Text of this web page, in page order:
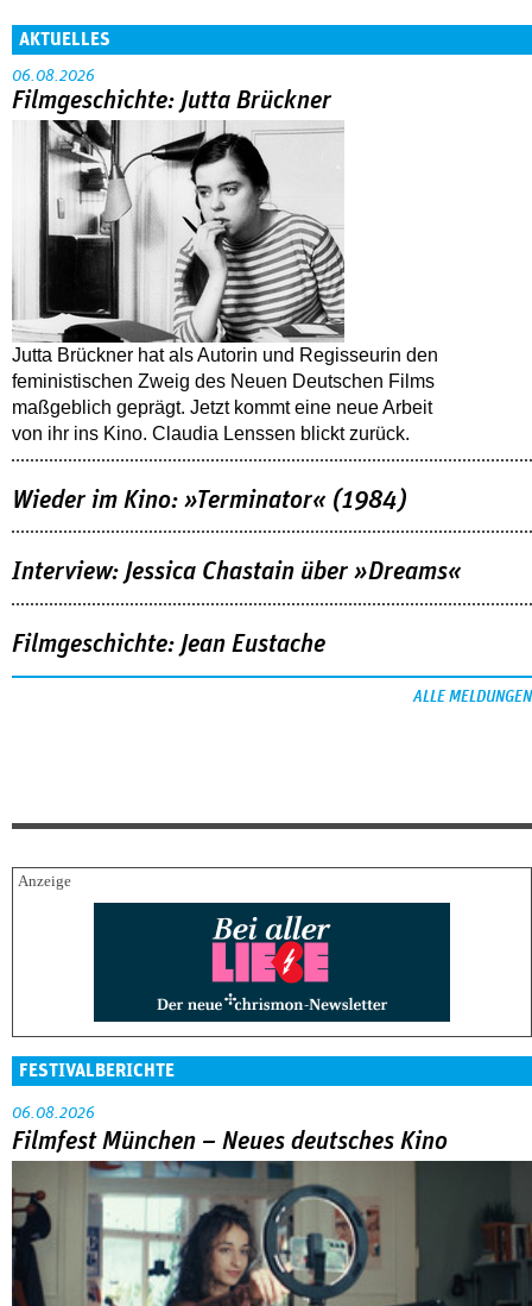
AKTUELLES
06.08.2026
Filmgeschichte: Jutta Brückner
Jutta Brückner hat als Autorin und Regisseurin den
feministischen Zweig des Neuen Deutschen Films
maßgeblich geprägt. Jetzt kommt eine neue Arbeit
von ihr ins Kino. Claudia Lenssen blickt zurück.
Wieder im Kino: »Terminator« (1984)
Interview: Jessica Chastain über »Dreams«
Filmgeschichte: Jean Eustache
ALLE MELDUNGEN
FESTIVALBERICHTE
06.08.2026
Filmfest München – Neues deutsches Kino